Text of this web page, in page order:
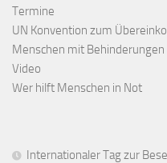
Termine
UN Konvention zum
Menschen mit Behinderungen
Video
Wer hilft Menschen in Not
Internationaler Tag zur